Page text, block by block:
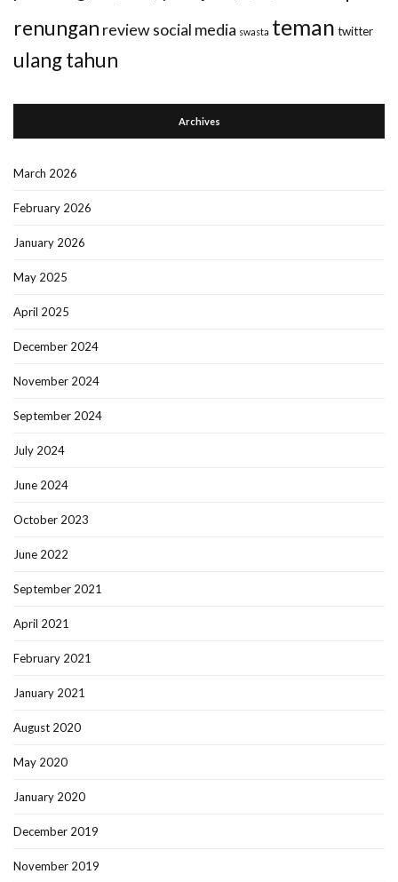
renungan reviewsocial media swasta teman twitter
ulang tahun
Archives
March 2026
February 2026
January 2026
May 2025
April 2025
December 2024
November 2024
September 2024
July 2024
June 2024
October 2023
June 2022
September 2021
April 2021
February 2021
January 2021
August 2020
May 2020
January 2020
December 2019
November 2019